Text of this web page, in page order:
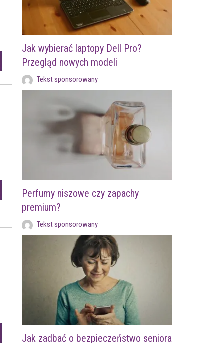
Jak wybierać laptopy Dell Pro?
Przegląd nowych modeli
Tekst sponsorowany
Perfumy niszowe czy zapachy
premium?
Tekst sponsorowany
Jak zadbać o bezpieczeństwo seniora